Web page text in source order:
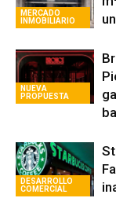
MERCADO
INMOBILIARIO
NUEVA
PROPUESTA
DESARROLLO
COMERCIAL